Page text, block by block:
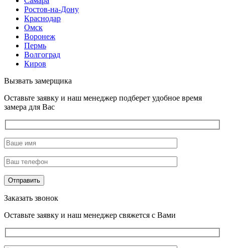
Ростов-на-Дону
Краснодар
Омск
Воронеж
Пермь
Волгоград
Киров
Вызвать замерщика
Оставьте заявку и наш менеджер подберет удобное время
замера для Вас
Заказать звонок
Оставьте заявку и наш менеджер свяжется с Вами